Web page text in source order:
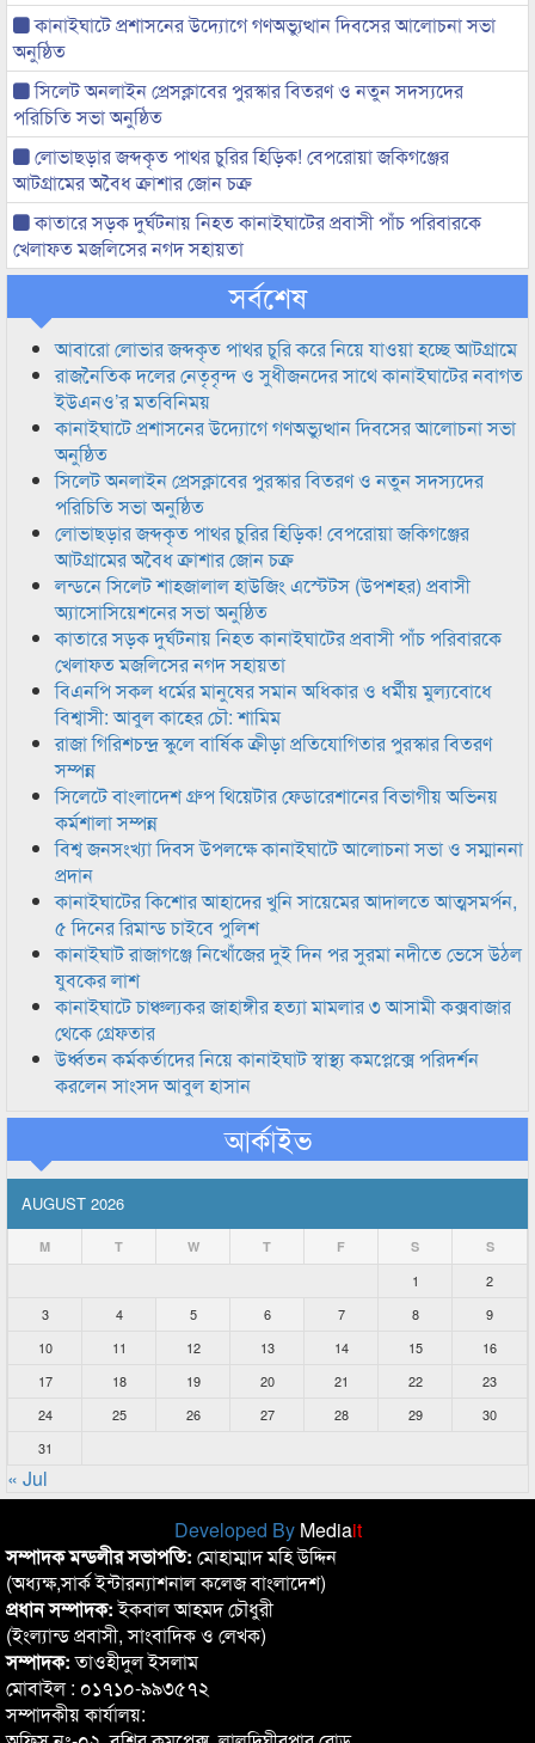
কানাইঘাটে প্রশাসনের উদ্যোগে গণঅভ্যুত্থান দিবসের আলোচনা সভা
অনুষ্ঠিত
সিলেট অনলাইন প্রেসক্লাবের পুরস্কার বিতরণ ও নতুন সদস্যদের
পরিচিতি সভা অনুষ্ঠিত
লোভাছড়ার জব্দকৃত পাথর চুরির হিড়িক! বেপরোয়া জকিগঞ্জের
আটগ্রামের অবৈধ ক্রাশার জোন চক্র
কাতারে সড়ক দুর্ঘটনায় নিহত কানাইঘাটের প্রবাসী পাঁচ পরিবারকে
খেলাফত মজলিসের নগদ সহায়তা
সর্বশেষ
আবারো লোভার জব্দকৃত পাথর চুরি করে নিয়ে যাওয়া হচ্ছে আটগ্রামে
রাজনৈতিক দলের নেতৃবৃন্দ ও সুধীজনদের সাথে কানাইঘাটের নবাগত
ইউএনও’র মতবিনিময়
কানাইঘাটে প্রশাসনের উদ্যোগে গণঅভ্যুত্থান দিবসের আলোচনা সভা
অনুষ্ঠিত
সিলেট অনলাইন প্রেসক্লাবের পুরস্কার বিতরণ ও নতুন সদস্যদের
পরিচিতি সভা অনুষ্ঠিত
লোভাছড়ার জব্দকৃত পাথর চুরির হিড়িক! বেপরোয়া জকিগঞ্জের
আটগ্রামের অবৈধ ক্রাশার জোন চক্র
লন্ডনে সিলেট শাহজালাল হাউজিং এস্টেটস (উপশহর) প্রবাসী
অ্যাসোসিয়েশনের সভা অনুষ্ঠিত
কাতারে সড়ক দুর্ঘটনায় নিহত কানাইঘাটের প্রবাসী পাঁচ পরিবারকে
খেলাফত মজলিসের নগদ সহায়তা
বিএনপি সকল ধর্মের মানুষের সমান অধিকার ও ধর্মীয় মুল্যবোধে
বিশ্বাসী: আবুল কাহের চৌ: শামিম
রাজা গিরিশচন্দ্র স্কুলে বার্ষিক ক্রীড়া প্রতিযোগিতার পুরস্কার বিতরণ
সম্পন্ন
সিলেটে বাংলাদেশ গ্রুপ থিয়েটার ফেডারেশানের বিভাগীয় অভিনয়
কর্মশালা সম্পন্ন
বিশ্ব জনসংখ্যা দিবস উপলক্ষে কানাইঘাটে আলোচনা সভা ও সম্মাননা
প্রদান
কানাইঘাটের কিশোর আহাদের খুনি সায়েমের আদালতে আত্মসমর্পন,
৫ দিনের রিমান্ড চাইবে পুলিশ
কানাইঘাট রাজাগঞ্জে নিখোঁজের দুই দিন পর সুরমা নদীতে ভেসে উঠল
যুবকের লাশ
কানাইঘাটে চাঞ্চল্যকর জাহাঙ্গীর হত্যা মামলার ৩ আসামী কক্সবাজার
থেকে গ্রেফতার
উর্ধ্বতন কর্মকর্তাদের নিয়ে কানাইঘাট স্বাস্থ্য কমপ্লেক্সে পরিদর্শন
করলেন সাংসদ আবুল হাসান
আর্কাইভ
AUGUST 2026
M T W T F S S
1
2
3
4 5 6 7 8
9
10
11 12 13 14 15
16
17
18 19 20 21 22
23
24
25 26 27 28 29
30
31
« Jul
Developed By Mediait
সম্পাদক মন্ডলীর সভাপতি: মোহাম্মাদ মহি উদ্দিন
(অধ্যক্ষ,সার্ক ইন্টারন্যাশনাল কলেজ বাংলাদেশ)
প্রধান সম্পাদক:ইকবাল আহমদ চৌধুরী
(ইংল্যান্ড প্রবাসী, সাংবাদিক ও লেখক)
সম্পাদক:তাওহীদুল ইসলাম
মোবাইল : ০১৭১০-৯৯৩৫৭২
সম্পাদকীয় কার্যালয়: